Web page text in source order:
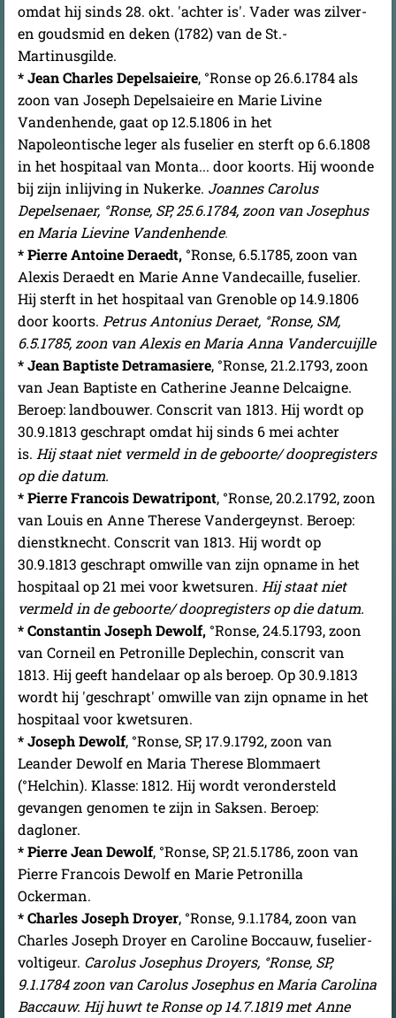
omdat hij sinds 28. okt. 'achter is'. Vader was zilver-
en goudsmid en deken (1782) van de St.-
Martinusgilde.
* Jean Charles Depelsaieire, °Ronse op 26.6.1784 als
zoon van Joseph Depelsaieire en Marie Livine
Vandenhende, gaat op 12.5.1806 in het
Napoleontische leger als fuselier en sterft op 6.6.1808
in het hospitaal van Monta... door koorts. Hij woonde
bij zijn inlijving in Nukerke. Joannes Carolus
Depelsenaer, °Ronse, SP, 25.6.1784, zoon van Josephus
en Maria Lievine Vandenhende.
* Pierre Antoine Deraedt, °Ronse, 6.5.1785, zoon van
Alexis Deraedt en Marie Anne Vandecaille, fuselier.
Hij sterft in het hospitaal van Grenoble op 14.9.1806
door koorts. Petrus Antonius Deraet, °Ronse, SM,
6.5.1785, zoon van Alexis en Maria Anna Vandercuijlle
* Jean Baptiste Detramasiere, °Ronse, 21.2.1793, zoon
van Jean Baptiste en Catherine Jeanne Delcaigne.
Beroep: landbouwer. Conscrit van 1813. Hij wordt op
30.9.1813 geschrapt omdat hij sinds 6 mei achter
is. Hij staat niet vermeld in de geboorte/ doopregisters
op die datum.
* Pierre Francois Dewatripont, °Ronse, 20.2.1792, zoon
van Louis en Anne Therese Vandergeynst. Beroep:
dienstknecht. Conscrit van 1813. Hij wordt op
30.9.1813 geschrapt omwille van zijn opname in het
hospitaal op 21 mei voor kwetsuren. Hij staat niet
vermeld in de geboorte/ doopregisters op die datum.
* Constantin Joseph Dewolf, °Ronse, 24.5.1793, zoon
van Corneil en Petronille Deplechin, conscrit van
1813. Hij geeft handelaar op als beroep. Op 30.9.1813
wordt hij 'geschrapt' omwille van zijn opname in het
hospitaal voor kwetsuren.
* Joseph Dewolf, °Ronse, SP, 17.9.1792, zoon van
Leander Dewolf en Maria Therese Blommaert
(°Helchin). Klasse: 1812. Hij wordt verondersteld
gevangen genomen te zijn in Saksen. Beroep:
dagloner.
* Pierre Jean Dewolf, °Ronse, SP, 21.5.1786, zoon van
Pierre Francois Dewolf en Marie Petronilla
Ockerman.
* Charles Joseph Droyer, °Ronse, 9.1.1784, zoon van
Charles Joseph Droyer en Caroline Boccauw, fuselier-
voltigeur. Carolus Josephus Droyers, °Ronse, SP,
9.1.1784 zoon van Carolus Josephus en Maria Carolina
Baccauw. Hij huwt te Ronse op 14.7.1819 met Anne